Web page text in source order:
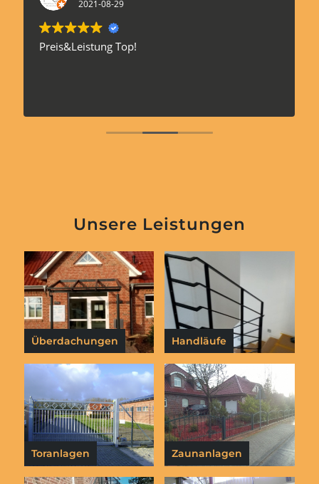
2021-08-29
Top!
Unsere Leistungen
Überdachungen Handläufe
Toranlagen Zaunanlagen